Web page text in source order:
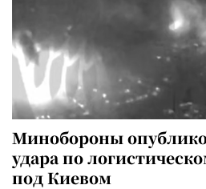
Минобороны
удара по
под Киевом